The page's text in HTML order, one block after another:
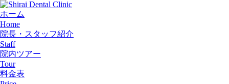
ホーム
Home
院長・スタッフ紹介
Staff
院内ツアー
Tour
料金表